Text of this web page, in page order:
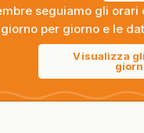
seguiamo gli
giorno per giorno e le
Visualizza